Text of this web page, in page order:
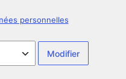
personnelles